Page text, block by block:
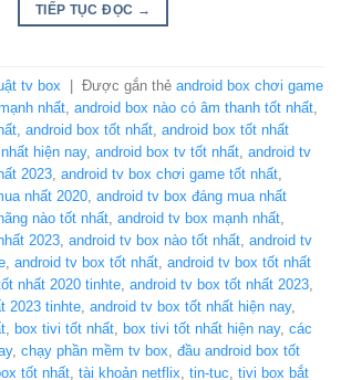
TIẾP TỤC ĐỌC →
tv box Được gắn thẻ android box chơi game
nhất android box nào có âm thanh tốt nhất
android box tốt nhất android box tốt nhất
hiện nay, android box tv tốt nhất android tv
2023 android tv box chơi game tốt nhất
nhất 2020 android tv box đáng mua nhất
nào tốt nhất android tv box mạnh nhất
2023 android tv box nào tốt nhất android tv
android tv box tốt nhất android tv box tốt nhất
nhất 2020 tinhte android tv box tốt nhất 2023
2023 tinhte android tv box tốt nhất hiện nay,
box tivi tốt nhất box tivi tốt nhất hiện nay, các
, chạy phần mềm tv box đầu android box tốt
tốt nhất tài khoản netflix tin-tuc tivi box bắt